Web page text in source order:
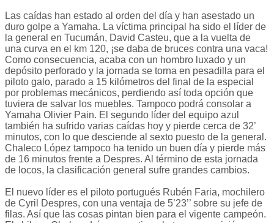
Las caídas han estado al orden del día y han asestado un
duro golpe a Yamaha. La víctima principal ha sido el líder de
la general en Tucumán, David Casteu, que a la vuelta de
una curva en el km 120, ¡se daba de bruces contra una vaca!
Como consecuencia, acaba con un hombro luxado y un
depósito perforado y la jornada se torna en pesadilla para el
piloto galo, parado a 15 kilómetros del final de la especial
por problemas mecánicos, perdiendo así toda opción que
tuviera de salvar los muebles. Tampoco podrá consolar a
Yamaha Olivier Pain. El segundo líder del equipo azul
también ha sufrido varias caídas hoy y pierde cerca de 32’
minutos, con lo que desciende al sexto puesto de la general.
Chaleco López tampoco ha tenido un buen día y pierde más
de 16 minutos frente a Despres. Al término de esta jornada
de locos, la clasificación general sufre grandes cambios.
El nuevo líder es el piloto portugués Rubén Faria, mochilero
de Cyril Despres, con una ventaja de 5’23’’ sobre su jefe de
filas. Así que las cosas pintan bien para el vigente campeón.